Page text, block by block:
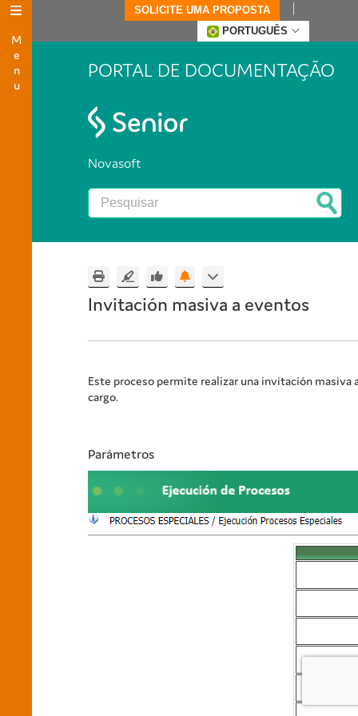
Menu
SOLICITE UMA PROPOSTA
PORTUGUÊS
PORTAL DE DOCUMENTAÇÃO
Novasoft
Invitación masiva a eventos
Este proceso permite realizar una invitación masiva
cargo.
Parámetros